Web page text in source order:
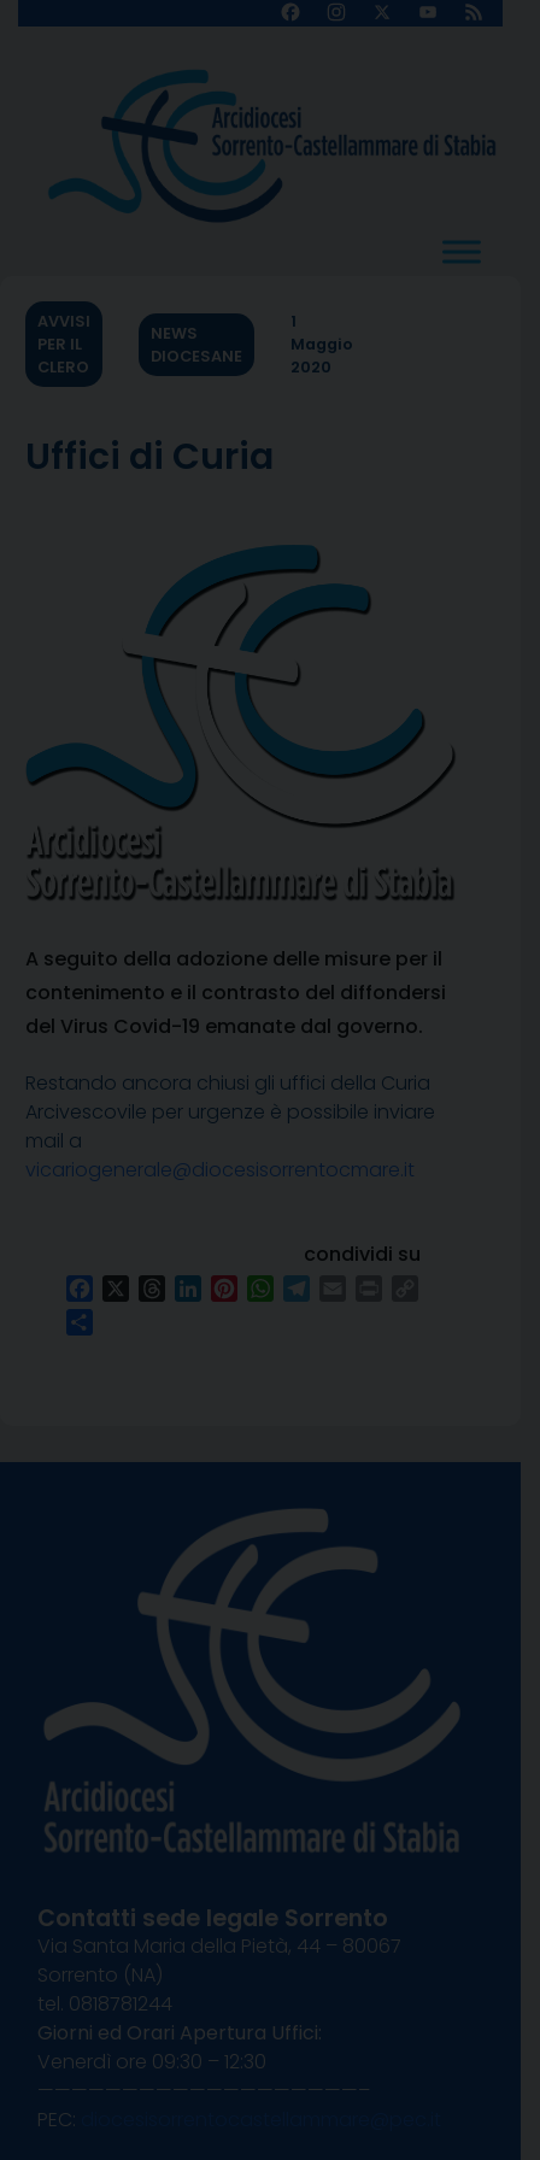
FacebookInstagram
X
YouTube
Feed
AVVISI
PER IL
CLERO
NEWS
DIOCESANE
1
Maggio
2020
Uffici di Curia
A seguito della adozione delle misure per il
contenimento e il contrasto del diffondersi
del Virus Covid-19 emanate dal governo.
Restando ancora chiusi gli uffici della Curia
Arcivescovile per urgenze è possibile inviare
mail a
vicariogenerale@diocesisorrentocmare.it
condividi su
FacebookThreadsLinkedInPinterestWhatsApp
Contatti sede legale Sorrento
Via Santa Maria della Pietà, 44 – 80067
Sorrento (NA)
tel. 0818781244
Giorni ed Orari Apertura Uffici:
Venerdì ore 09:30 – 12:30
———————————————————–
PEC: